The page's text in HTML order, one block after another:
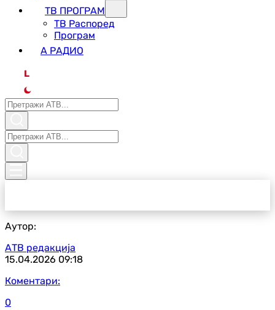
ТВ ПРОГРАМ
ТВ Распоред
Програм
А РАДИО
L
Аутор:
АТВ редакција
15.04.2026 09:18
Коментари:
0